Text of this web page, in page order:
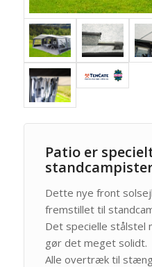
Patio er
Dette nye front
fremstillet til
Det specielle
gør det meget solidt.
Alle overtræk til